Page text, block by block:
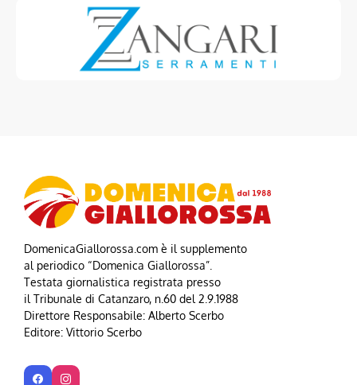
DomenicaGiallorossa.com è il supplemento
al periodico “Domenica Giallorossa”.
Testata giornalistica registrata presso
il Tribunale di Catanzaro, n.60 del 2.9.1988
Direttore Responsabile: Alberto Scerbo
Editore: Vittorio Scerbo